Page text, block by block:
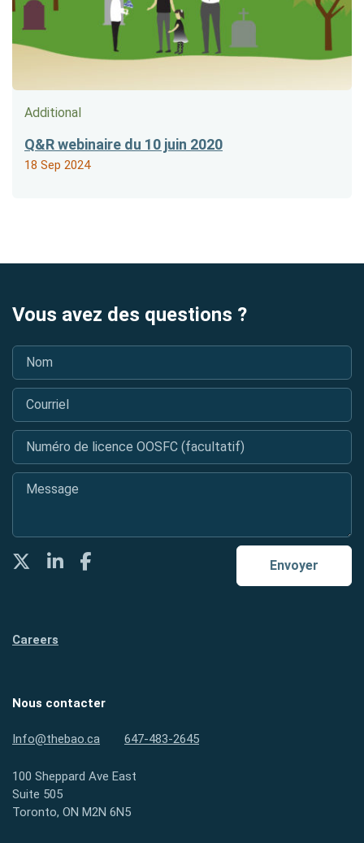
Additional
Q&R webinaire du 10 juin 2020
18 Sep 2024
Vous avez des questions ?
Nom
Courriel
Numéro de licence OOSFC (facultatif)
Message
Envoyer
TwitterLinkedInFacebook
Careers
Nous contacter
Info@thebao.ca 647-483-2645
100 Sheppard Ave East
Suite 505
Toronto, ON M2N 6N5